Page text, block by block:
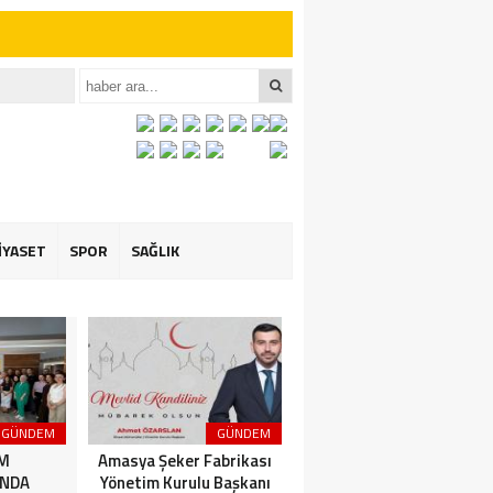
İçin Anlamlı
SPOR SAĞLIK
GÜNDEM GÜNDEM
Amasya Şeker Fabrikası
Yönetim Kurulu Başkanı